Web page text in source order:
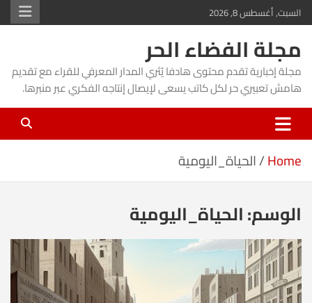
Skip
to
content
السبت, أغسطس 8, 2026
مجلة الفضاء الحر
مجلة إخبارية تقدم محتوى هادفا يُثري المدار المعرفي للقراء مع تقديم
هامش تعبيري حر لكل كاتب يسعى لإيصال إنتاجه الفكري عبر منبرها.
Home الحياة_اليومية
الوسم:الحياة_اليومية